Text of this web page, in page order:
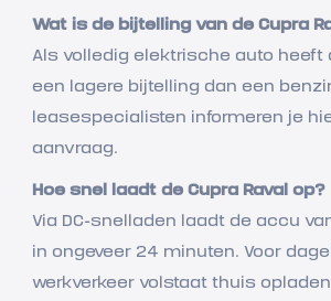
Wat is de bijtelling van de Cupra
Als volledig elektrische auto heeft
een lagere bijtelling dan een
leasespecialisten informeren je
aanvraag.
Hoe snel laadt de Cupra Raval op?
Via DC-snelladen laadt de accu
in ongeveer 24 minuten. Voor
werkverkeer volstaat thuis